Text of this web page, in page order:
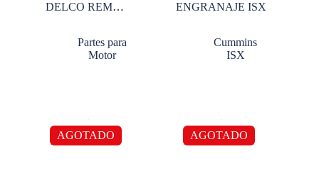
DELCO REMMY
Partes para
Motor
ENGRANAJE ISX
Cummins
ISX
AGOTADO AGOTADO